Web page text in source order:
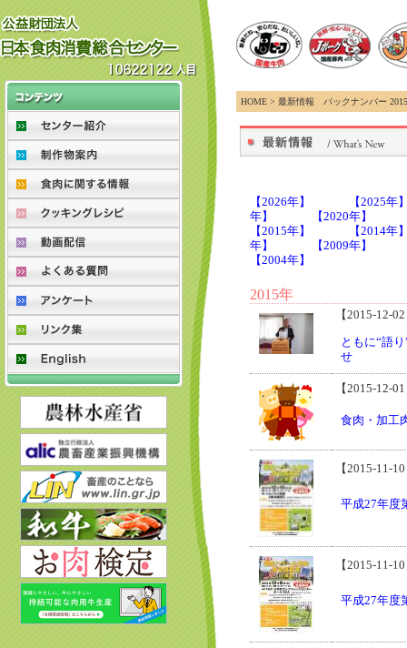
HOME > 最新情報 バックナンバー
【2026年】
【2025年
年】
【2020年】
【2015年】
【2014年
年】
【2009年】
【2004年】
2015年
【2015-12-
ともに“語
せ
【2015-12-
食肉・加工
【2015-11-
平成27年度
【2015-11-
平成27年度